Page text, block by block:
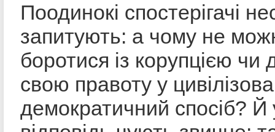
Поодинокі спостерігачі
запитують: а чому не
боротися із корупцією чи
свою правоту у
демократичний спосіб? Й